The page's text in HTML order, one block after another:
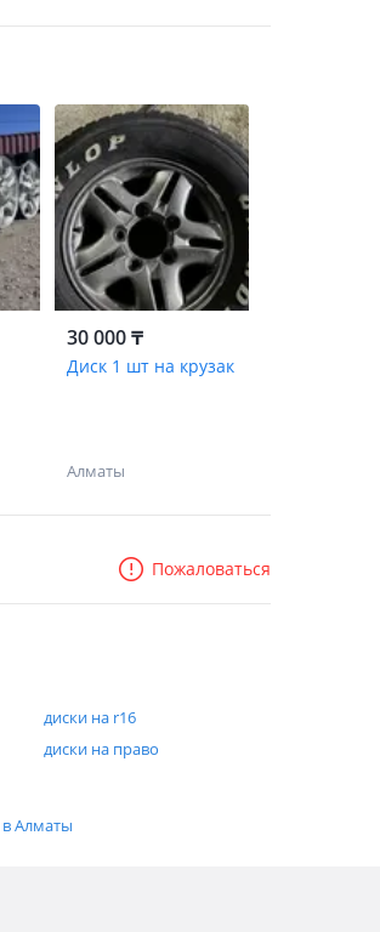
30 000 ₸
Диск 1 шт на крузак
Алматы
Пожаловаться
диски на r16
диски на право
Алматы